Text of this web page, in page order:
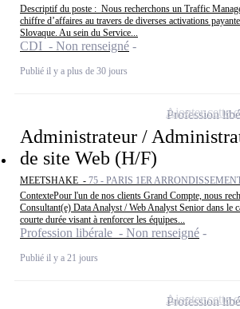
Descriptif du poste : Nous recherchons un Traffic
chiffre d’affaires au travers de diverses activations
Slovaque. Au sein du Service...
CDI - Non renseigné
Publié il y a plus de 30 jours
Administrateur /
de site Web (H/F)
MEETSHAKE - 75 - PARIS 1ER
ContextePour l'un de nos clients Grand Compte, nous
Consultant(e) Data Analyst / Web Analyst Senior dans le
courte durée visant à renforcer les équipes...
Profession libérale - Non renseigné
Publié il y a 21 jours
Profession
Ajouter cette
Profession
Ajouter cette